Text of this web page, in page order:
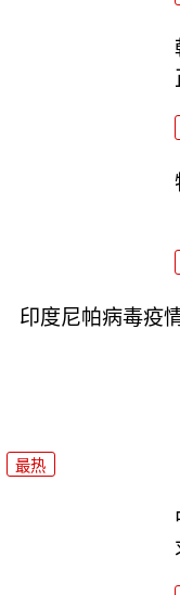
印度尼帕病毒疫
最热